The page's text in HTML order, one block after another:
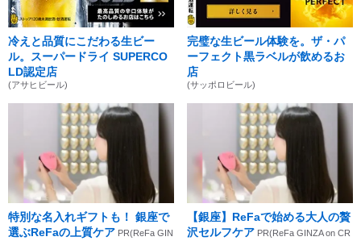
冷えと品質にこだわる生ビー
ル。スーパードライ SUPERCO
LD認定店
(アサヒビール)
完璧な生ビール体験を。ザ・パ
ーフェクト黒ラベルが飲めるお
店
(サッポロビール)
特別な名入れギフトも！ 銀座で
選ぶReFaの上質ケア PR(ReFa GIN
【銀座】ReFaで始める大人の贅
沢セルフケア PR(ReFa GINZA on CR